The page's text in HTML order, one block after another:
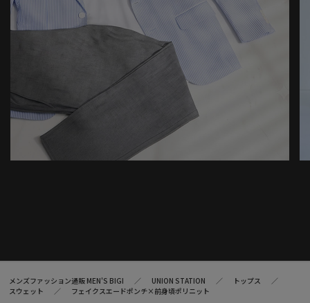
メンズファッション通販 MEN'S BIGI UNION STATION
トップス
スウェット
フェイクスエードポンチ×前身頃ポリニット